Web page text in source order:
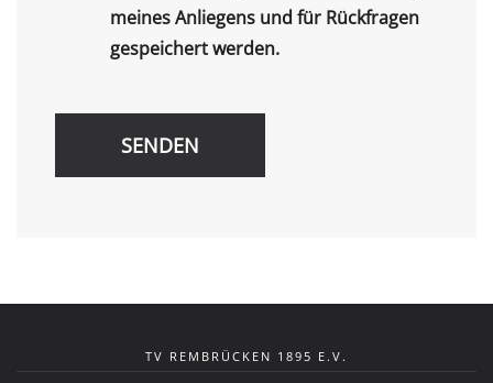
meines Anliegens und für Rückfragen
gespeichert werden.
SENDEN
TV REMBRÜCKEN 1895 E.V.